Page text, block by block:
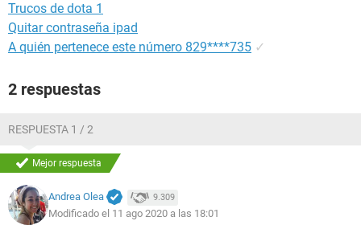
Trucos de dota 1
Quitar contraseña ipad
A quién pertenece este número 829****735 ✓
2 respuestas
RESPUESTA 1 / 2
Mejor respuesta
Andrea Olea 9.309
Modificado el 11 ago 2020 a las 18:01